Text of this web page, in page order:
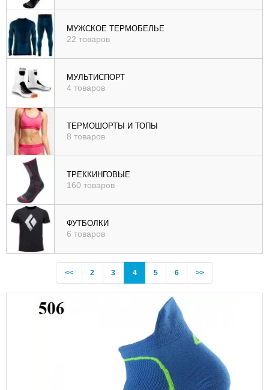
МУЖСКОЕ ТЕРМОБЕЛЬЕ
22 товаров
МУЛЬТИСПОРТ
4 товаров
ТЕРМОШОРТЫ И ТОПЫ
8 товаров
ТРЕККИНГОВЫЕ
160 товаров
ФУТБОЛКИ
6 товаров
<<Previous
2 3 4(current)
5 6 >>